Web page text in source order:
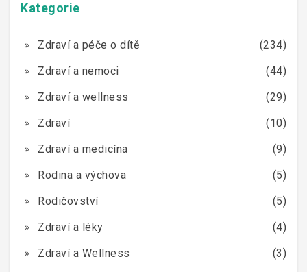
Kategorie
Zdraví a péče o dítě
(234)
Zdraví a nemoci
(44)
Zdraví a wellness
(29)
Zdraví
(10)
Zdraví a medicína
(9)
Rodina a výchova
(5)
Rodičovství
(5)
Zdraví a léky
(4)
Zdraví a Wellness
(3)